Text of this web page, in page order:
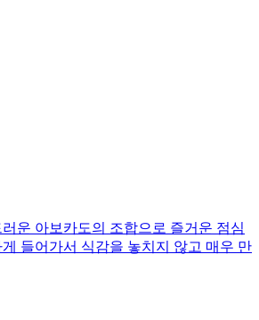
운 아보카도의 조합으로 즐거운 점심
들어가서 식감을 놓치지 않고 매우 만